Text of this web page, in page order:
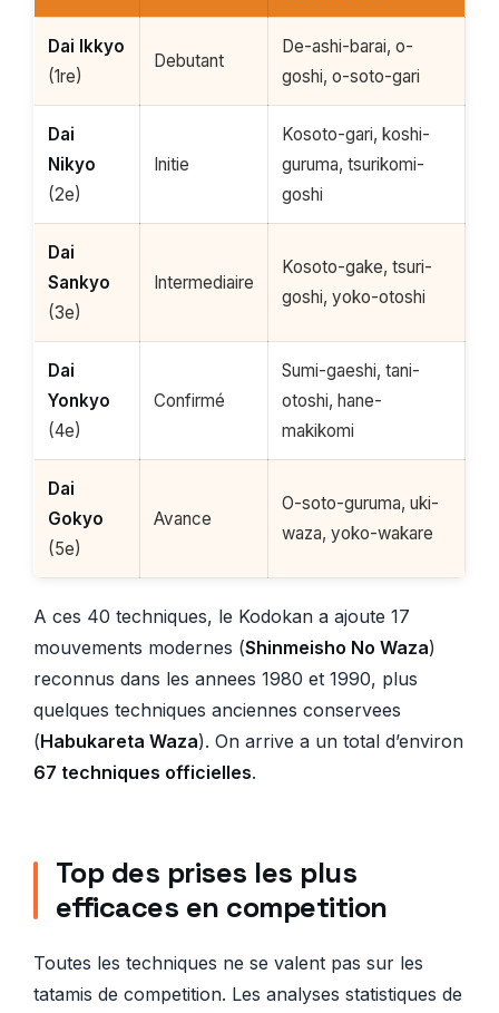
Dai Ikkyo
(1re)
Debutant
De-ashi-barai, o-
goshi, o-soto-gari
Dai
Nikyo
(2e)
Initie
Kosoto-gari, koshi-
guruma, tsurikomi-
goshi
Dai
Sankyo
(3e)
Intermediaire
Kosoto-gake, tsuri-
goshi, yoko-otoshi
Dai
Yonkyo
(4e)
Confirmé
Sumi-gaeshi, tani-
otoshi, hane-
makikomi
Dai
Gokyo
(5e)
Avance
O-soto-guruma, uki-
waza, yoko-wakare
A ces 40 techniques, le Kodokan a ajoute 17
mouvements modernes (Shinmeisho No Waza)
reconnus dans les annees 1980 et 1990, plus
quelques techniques anciennes conservees
(Habukareta Waza). On arrive a un total d’environ
67 techniques officielles.
Top des prises les plus
efficaces en competition
Toutes les techniques ne se valent pas sur les
tatamis de competition. Les analyses statistiques de